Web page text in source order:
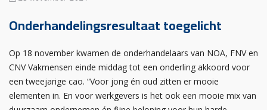
Onderhandelingsresultaat toegelicht
Op 18 november kwamen de onderhandelaars van NOA, FNV en
CNV Vakmensen einde middag tot een onderling akkoord voor
een tweejarige cao. “Voor jong én oud zitten er mooie
elementen in. En voor werkgevers is het ook een mooie mix van